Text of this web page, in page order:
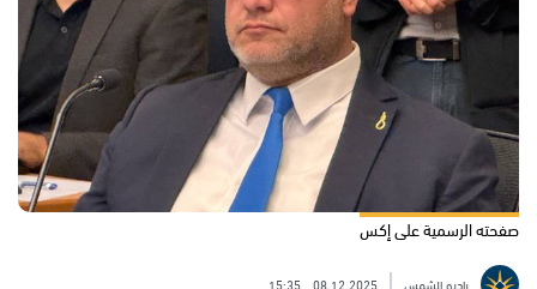
صفحته الرسمية على إكس
راديو الشمس 08.12.2025
15:35